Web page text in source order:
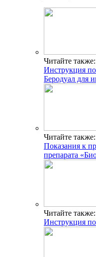
Читайте также:
Инструкция
Беродуал для
Читайте также:
Показания к
препарата
Читайте также:
Инструкция